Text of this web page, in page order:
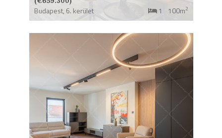
Budapest, 6. kerület 1 100m2